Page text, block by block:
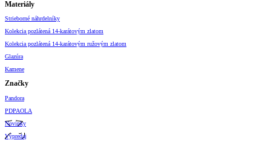
Materiály
Strieborné náhrdelníky
Kolekcia pozlátená 14-karátovým zlatom
Kolekcia pozlátená 14-karátovým ružovým zlatom
Glazúra
Kamene
Značky
Pandora
PDPAOLA
Novinky
Výpredaj